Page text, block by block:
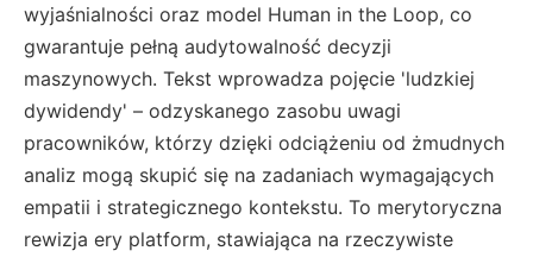
wyjaśnialności oraz model Human in the Loop, co
gwarantuje pełną audytowalność decyzji
maszynowych. Tekst wprowadza pojęcie 'ludzkiej
dywidendy' – odzyskanego zasobu uwagi
pracowników, którzy dzięki odciążeniu od żmudnych
analiz mogą skupić się na zadaniach wymagających
empatii i strategicznego kontekstu. To merytoryczna
rewizja ery platform, stawiająca na rzeczywiste